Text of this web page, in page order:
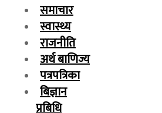
समाचार
स्वास्थ्य
राजनीति
अर्थ बाणिज्य
पत्रपत्रिका
बिज्ञान
प्रबिधि